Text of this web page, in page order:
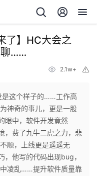
了】HC大会之
聊……
2.1w+
是这个样子的……工作高
神奇的事儿，更是一股
眼中，软件开发竟然
，费了九牛二虎之力，悲
顺，上线更是遥遥无
他写的代码出现bug，
凌乱……提升软件质量靠